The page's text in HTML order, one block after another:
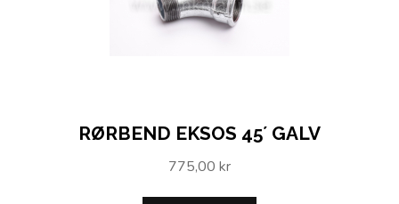
RØRBEND EKSOS 45´ GALV
775,00 kr